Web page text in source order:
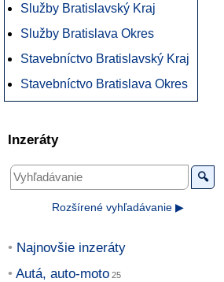
Služby Bratislavský Kraj
Služby Bratislava Okres
Stavebníctvo Bratislavský Kraj
Stavebníctvo Bratislava Okres
Inzeráty
🔍
Rozšírené vyhľadávanie ▶
Najnovšie inzeráty
Autá, auto-moto